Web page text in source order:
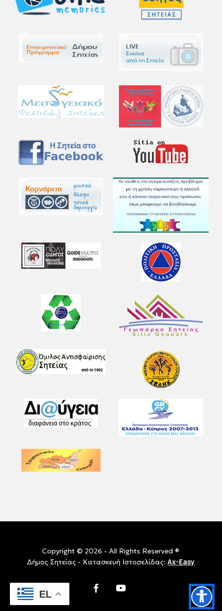
Copyright © 2026 - All Rights Reserved ®
Δήμος Σητείας - Κατασκευή Ιστοσελίδας:Ax-Easy
facebookyoutube
EL